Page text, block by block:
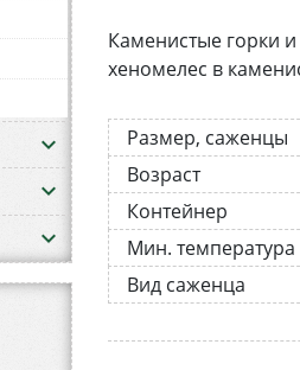
keyboard_arrow_down
keyboard_arrow_down
keyboard_arrow_down
Каменистые горки
хеномелес в
Размер, саженцы
Возраст
Контейнер
Мин. температура
Вид саженца